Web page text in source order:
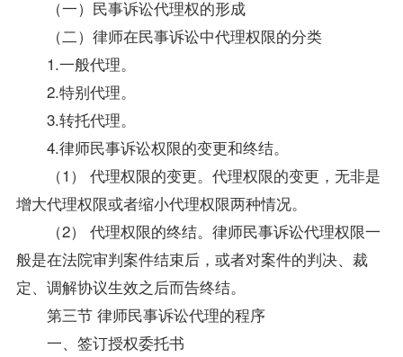
（一）民事诉讼代理权的形成
（二）律师在民事诉讼中代理权限的分类
1.一般代理。
2.特别代理。
3.转托代理。
4.律师民事诉讼权限的变更和终结。
（1） 代理权限的变更。代理权限的变更，无非是
增大代理权限或者缩小代理权限两种情况。
（2） 代理权限的终结。律师民事诉讼代理权限一
般是在法院审判案件结束后，或者对案件的判决、裁
定、调解协议生效之后而告终结。
第三节 律师民事诉讼代理的程序
一、签订授权委托书